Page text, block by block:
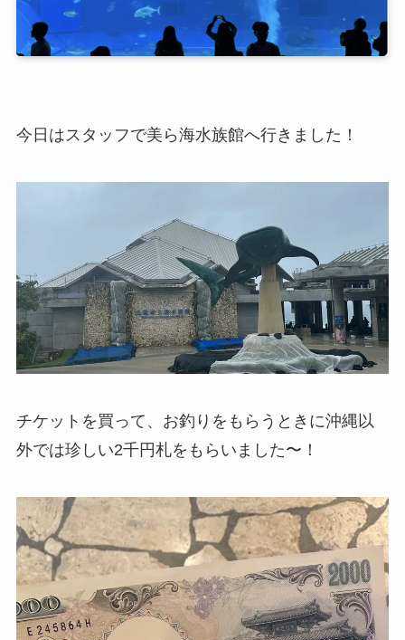
今日はスタッフで美ら海水族館へ行きました！
チケットを買って、お釣りをもらうときに沖縄以
外では珍しい2千円札をもらいました〜！